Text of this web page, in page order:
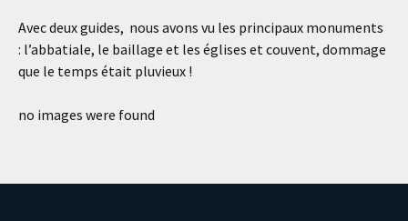
Avec deux guides, nous avons vu les principaux monuments
: l’abbatiale, le baillage et les églises et couvent, dommage
que le temps était pluvieux !
no images were found